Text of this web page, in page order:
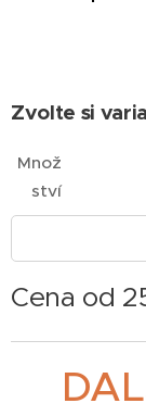
Zvolte si
Množ
ství
Cena od